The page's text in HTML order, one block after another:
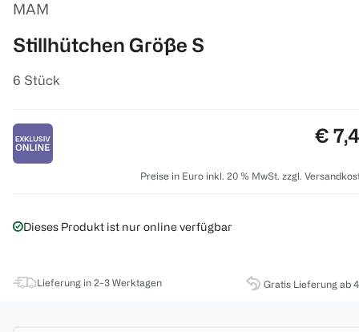
MAM
Stillhütchen Größe S
6 Stück
€
Preise in Euro inkl. 20 % MwSt. zzgl.
Dieses Produkt ist nur online verfügbar
Lieferung in 2-3 Werktagen Gratis Lieferung ab